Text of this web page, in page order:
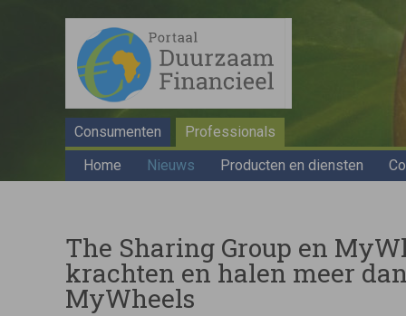
Consumenten
Professionals
Home
Nieuws Producten en diensten
The Sharing Group en
krachten en halen meer
MyWheels